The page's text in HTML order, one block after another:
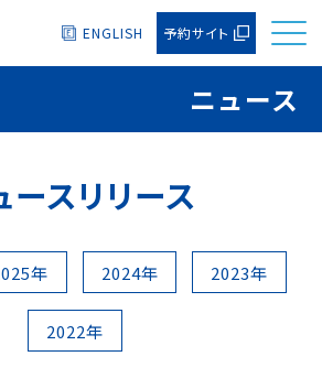
ENGLISH 予約サイト
ニュース
ースリリース
年 2024年 2023年
2022年